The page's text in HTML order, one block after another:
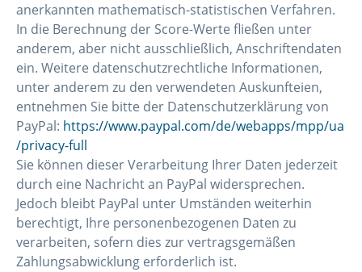
anerkannten mathematisch-statistischen Verfahren.
In die Berechnung der Score-Werte fließen unter
anderem, aber nicht ausschließlich, Anschriftendaten
ein. Weitere datenschutzrechtliche Informationen,
unter anderem zu den verwendeten Auskunfteien,
entnehmen Sie bitte der Datenschutzerklärung von
PayPal: https://www.paypal.com/de/webapps/mpp/ua
/privacy-full
Sie können dieser Verarbeitung Ihrer Daten jederzeit
durch eine Nachricht an PayPal widersprechen.
Jedoch bleibt PayPal unter Umständen weiterhin
berechtigt, Ihre personenbezogenen Daten zu
verarbeiten, sofern dies zur vertragsgemäßen
Zahlungsabwicklung erforderlich ist.